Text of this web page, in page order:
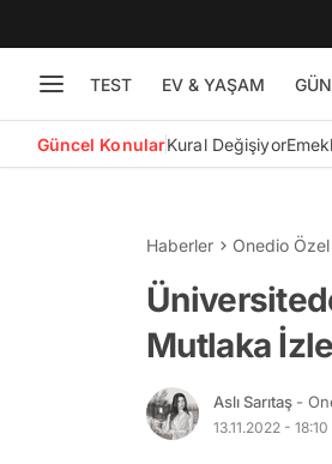
TEST EV & YAŞAM
Güncel KonularKural Değişiyor
Haberler Onedio Özel
Mutlaka
Aslı Sarıtaş -
13.11.2022 - 18:10